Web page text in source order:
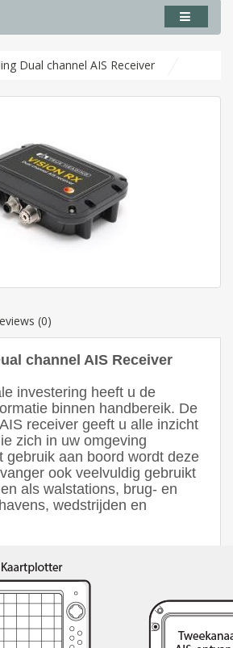
Dual channel AIS Receiver
(0)
channel AIS Receiver
investering heeft u de
binnen handbereik. De
receiver geeft u alle inzicht
zich in uw omgeving
gebruik aan boord wordt deze
ook veelvuldig gebruikt
als walstations, brug- en
wedstrijden en